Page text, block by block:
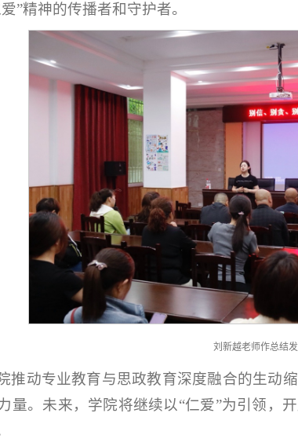
”精神的传播者和守护者。
刘新越老师作总结
推动专业教育与思政教育深度融合的生动
量。未来，学院将继续以“仁爱”为引领，